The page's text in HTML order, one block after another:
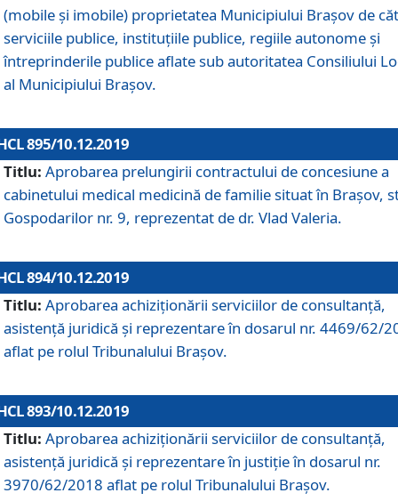
(mobile și imobile) proprietatea Municipiului Brașov de
serviciile publice, instituțiile publice, regiile autonome și
întreprinderile publice aflate sub autoritatea Consiliului
al Municipiului Brașov.
895/10.12.2019
Titlu: Aprobarea prelungirii contractului de concesiune a
cabinetului medical medicină de familie situat în Braşov,
Gospodarilor nr. 9, reprezentat de dr. Vlad Valeria.
894/10.12.2019
Titlu: Aprobarea achiziţionării serviciilor de consultanţă,
asistenţă juridică şi reprezentare în dosarul nr. 4469/62/
aflat pe rolul Tribunalului Braşov.
893/10.12.2019
Titlu: Aprobarea achiziţionării serviciilor de consultanţă,
asistenţă juridică şi reprezentare în justiţie în dosarul nr.
3970/62/2018 aflat pe rolul Tribunalului Braşov.